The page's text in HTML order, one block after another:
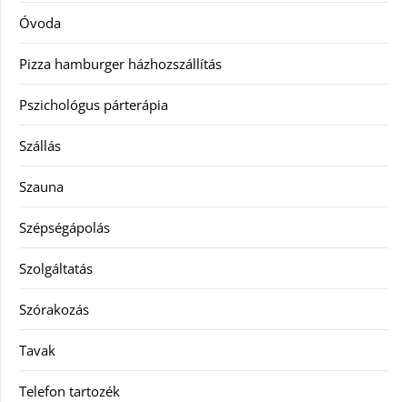
Óvoda
Pizza hamburger házhozszállítás
Pszichológus párterápia
Szállás
Szauna
Szépségápolás
Szolgáltatás
Szórakozás
Tavak
Telefon tartozék